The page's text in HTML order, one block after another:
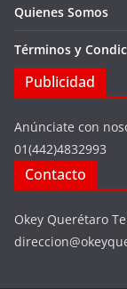
Quienes Somos
Términos y
Publicidad
Anúnciate con
01(442)4832993
Contacto
Okey Querétaro